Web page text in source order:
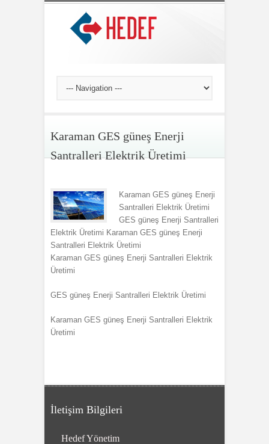
Karaman GES güneş Enerji
Santralleri Elektrik Üretimi
Karaman GES güneş Enerji
Santralleri Elektrik Üretimi
GES güneş Enerji Santralleri
Elektrik Üretimi Karaman GES güneş Enerji
Santralleri Elektrik Üretimi
Karaman GES güneş Enerji Santralleri Elektrik
Üretimi
GES güneş Enerji Santralleri Elektrik Üretimi
Karaman GES güneş Enerji Santralleri Elektrik
Üretimi
İletişim Bilgileri
Hedef Yönetim